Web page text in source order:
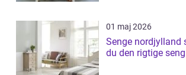
01 maj 2026
Senge nordjylland sådan vælger
du den rigtige